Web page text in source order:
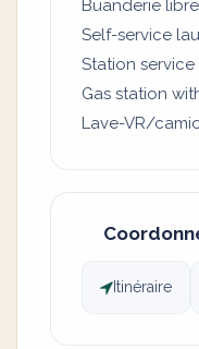
Buanderie
Self-service
Station
Gas station
Lave-VR/
Itinéraire